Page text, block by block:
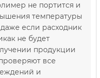
не портится и
температуры
если расходник
не будет
продукции
все
и